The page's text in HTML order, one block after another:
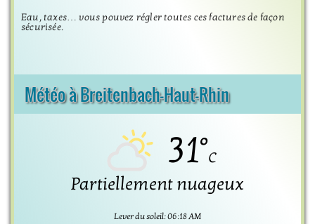
Eau, taxes… vous pouvez régler toutes ces factures de façon
sécurisée.
Météo à Breitenbach-Haut-Rhin
31°C
Partiellement nuageux
Lever du soleil: 06:18 AM